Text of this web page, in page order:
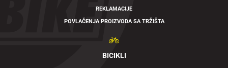
REKLAMACIJE
POVLAČENJA PROIZVODA SA TRŽIŠTA
BICIKLI